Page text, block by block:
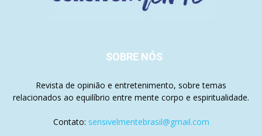
SOBRE NÓS
Revista de opinião e entretenimento, sobre temas
relacionados ao equilíbrio entre mente corpo e espiritualidade.
Contato: sensivelmentebrasil@gmail.com